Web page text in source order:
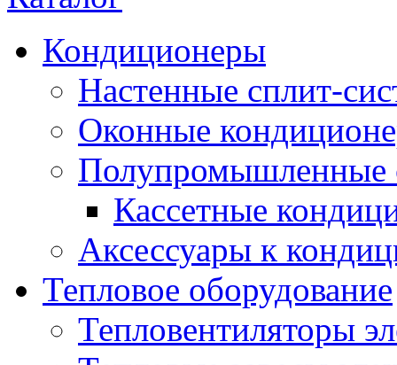
Кондиционеры
Настенные сплит-
Оконные
Полупромышленные
Кассетные
Аксессуары к
Тепловое оборудование
Тепловентиляторы